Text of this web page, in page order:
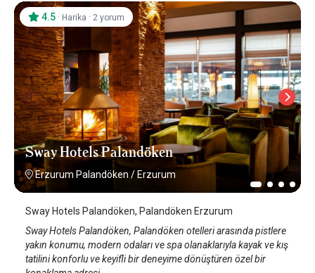
Sway Hotels Palandöken
Erzurum Palandöken / Erzurum
4.5 · Harika · 2 yorum
Sway Hotels Palandöken, Palandöken Erzurum
Sway Hotels Palandöken, Palandöken otelleri arasında pistlere
yakın konumu, modern odaları ve spa olanaklarıyla kayak ve kış
tatilini konforlu ve keyifli bir deneyime dönüştüren özel bir